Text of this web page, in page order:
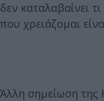
δεν καταλαβαίνει
που χρειάζομαι
Άλλη σημείωση της